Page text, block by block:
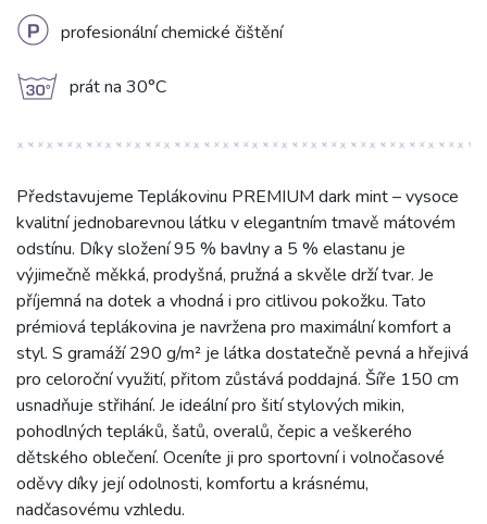
L profesionální chemické čištění
g prát na 30°C
Představujeme Teplákovinu PREMIUM dark mint – vysoce
kvalitní jednobarevnou látku v elegantním tmavě mátovém
odstínu. Díky složení 95 % bavlny a 5 % elastanu je
výjimečně měkká, prodyšná, pružná a skvěle drží tvar. Je
příjemná na dotek a vhodná i pro citlivou pokožku. Tato
prémiová teplákovina je navržena pro maximální komfort a
styl. S gramáží 290 g/m² je látka dostatečně pevná a hřejivá
pro celoroční využití, přitom zůstává poddajná. Šíře 150 cm
usnadňuje střihání. Je ideální pro šití stylových mikin,
pohodlných tepláků, šatů, overalů, čepic a veškerého
dětského oblečení. Oceníte ji pro sportovní i volnočasové
oděvy díky její odolnosti, komfortu a krásnému,
nadčasovému vzhledu.